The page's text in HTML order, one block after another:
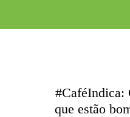
#CaféIndica:
que estão